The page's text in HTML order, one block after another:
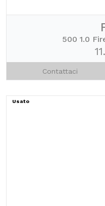
500 1.0
Contattaci
Usato